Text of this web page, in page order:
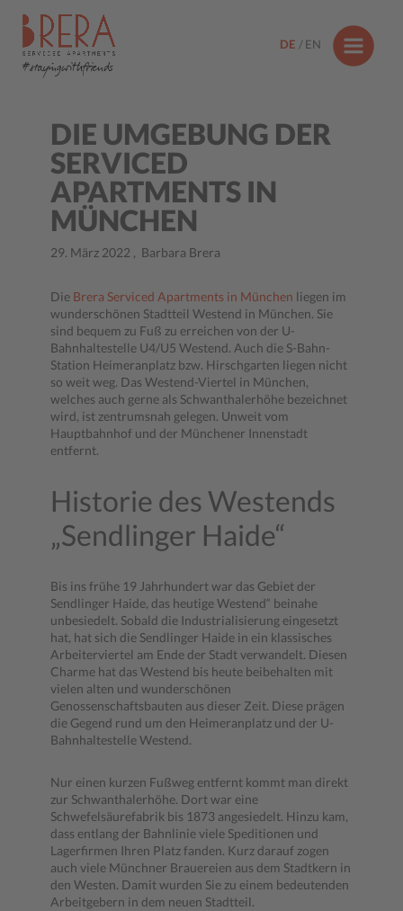
#stayingwithfriends
DE EN
DIE UMGEBUNG DER
SERVICED
APARTMENTS IN
MÜNCHEN
29. März 2022 , Barbara Brera
Die Brera Serviced Apartments in München liegen im
wunderschönen Stadtteil Westend in München. Sie
sind bequem zu Fuß zu erreichen von der U-
Bahnhaltestelle U4/U5 Westend. Auch die S-Bahn-
Station Heimeranplatz bzw. Hirschgarten liegen nicht
so weit weg. Das Westend-Viertel in München,
welches auch gerne als Schwanthalerhöhe bezeichnet
wird, ist zentrumsnah gelegen. Unweit vom
Hauptbahnhof und der Münchener Innenstadt
entfernt.
Historie des Westends
„Sendlinger Haide“
Bis ins frühe 19 Jahrhundert war das Gebiet der
Sendlinger Haide, das heutige Westend“ beinahe
unbesiedelt. Sobald die Industrialisierung eingesetzt
hat, hat sich die Sendlinger Haide in ein klassisches
Arbeiterviertel am Ende der Stadt verwandelt. Diesen
Charme hat das Westend bis heute beibehalten mit
vielen alten und wunderschönen
Genossenschaftsbauten aus dieser Zeit. Diese prägen
die Gegend rund um den Heimeranplatz und der U-
Bahnhaltestelle Westend.
Nur einen kurzen Fußweg entfernt kommt man direkt
zur Schwanthalerhöhe. Dort war eine
Schwefelsäurefabrik bis 1873 angesiedelt. Hinzu kam,
dass entlang der Bahnlinie viele Speditionen und
Lagerfirmen Ihren Platz fanden. Kurz darauf zogen
auch viele Münchner Brauereien aus dem Stadtkern in
den Westen. Damit wurden Sie zu einem bedeutenden
Arbeitgebern in dem neuen Stadtteil.